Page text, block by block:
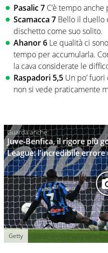
Pasalic 7 C’è tempo
Scamacca 7 Bello il duello
dischetto come suo solito.
Ahanor 6 Le qualità ci
tempo per accumularla.
la cava considerate le
Raspadori 5,5 Un po’
non si vede praticamente
Juve-Benfica, il rigore più
League: l'incredibile
Getty